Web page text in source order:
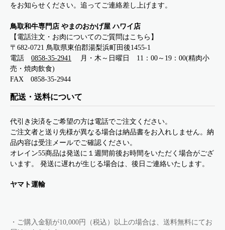
をお知らせください。追ってご連絡差し上げます。
鳥取和牛専門店 やまのおかげ屋 ハワイ店
【電話注文・お肉についてのご質問はこちら】
〒682-0721 鳥取県東伯郡湯梨浜町田後1455-1
電話 0858-35-2941 月・木～日曜日 11：00～19：00(精肉小
売・焼肉飲食)
FAX 0858-35-2944
配送・送料について
代引き決済をご希望の方は電話でご注文ください。
ご注文者と送り先様が異なる場合は納品書をお入れしません。納
品内容は受注メールでご確認ください。
オレイン55商品は発送に１週間前後お時間をいただく場合がござ
います。 発送に遅れが生じる場合は、後日ご連絡いたします。
ヤマト運輸
・ご購入金額が10,000円（税込）以上の場合は、送料無料にてお